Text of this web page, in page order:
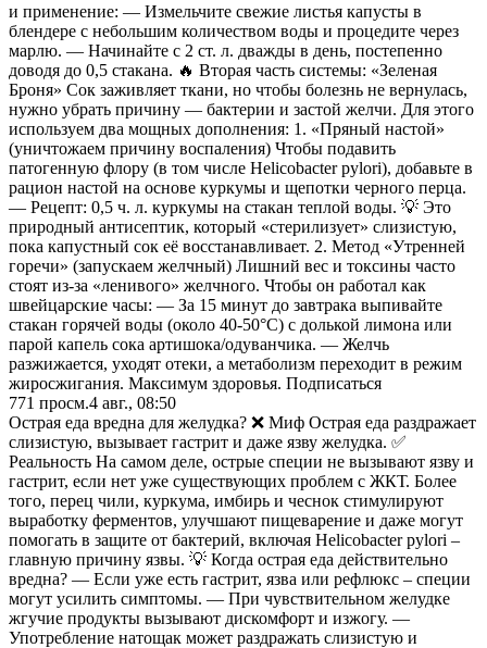
и применение: — Измельчите свежие листья капусты в
блендере с небольшим количеством воды и процедите через
марлю. — Начинайте с 2 ст. л. дважды в день, постепенно
доводя до 0,5 стакана. 🔥 Вторая часть системы: «Зеленая
Броня» Сок заживляет ткани, но чтобы болезнь не вернулась,
нужно убрать причину — бактерии и застой желчи. Для этого
используем два мощных дополнения: 1. «Пряный настой»
(уничтожаем причину воспаления) Чтобы подавить
патогенную флору (в том числе Helicobacter pylori), добавьте в
рацион настой на основе куркумы и щепотки черного перца.
— Рецепт: 0,5 ч. л. куркумы на стакан теплой воды. 💡 Это
природный антисептик, который «стерилизует» слизистую,
пока капустный сок её восстанавливает. 2. Метод «Утренней
горечи» (запускаем желчный) Лишний вес и токсины часто
стоят из-за «ленивого» желчного. Чтобы он работал как
швейцарские часы: — За 15 минут до завтрака выпивайте
стакан горячей воды (около 40-50°C) с долькой лимона или
парой капель сока артишока/одуванчика. — Желчь
разжижается, уходят отеки, а метаболизм переходит в режим
жиросжигания. Максимум здоровья. Подписаться
771 просм.4 авг., 08:50
Острая еда вредна для желудка? ❌ Миф Острая еда раздражает
слизистую, вызывает гастрит и даже язву желудка. ✅
Реальность На самом деле, острые специи не вызывают язву и
гастрит, если нет уже существующих проблем с ЖКТ. Более
того, перец чили, куркума, имбирь и чеснок стимулируют
выработку ферментов, улучшают пищеварение и даже могут
помогать в защите от бактерий, включая Helicobacter pylori –
главную причину язвы. 💡 Когда острая еда действительно
вредна? — Если уже есть гастрит, язва или рефлюкс – специи
могут усилить симптомы. — При чувствительном желудке
жгучие продукты вызывают дискомфорт и изжогу. —
Употребление натощак может раздражать слизистую и